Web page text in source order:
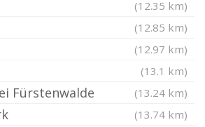
(12.35 km)
(12.85 km)
(12.97 km)
(13.1 km)
Fürstenwalde (13.24 km)
(13.74 km)